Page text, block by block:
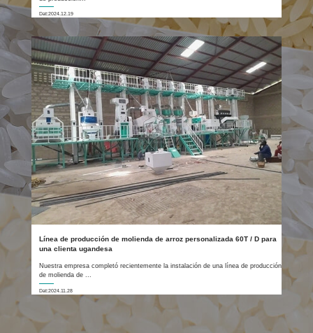
Dat:2024.12.19
Línea de producción de molienda de arroz personalizada 60T / D para
una clienta ugandesa
Nuestra empresa completó recientemente la instalación de una línea de producción
de molienda de ...
Dat:2024.11.28